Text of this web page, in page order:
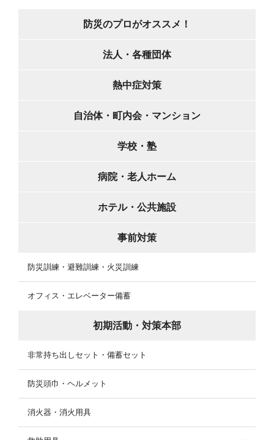
防災のプロがオススメ！
法人・各種団体
熱中症対策
自治体・町内会・マンション
学校・塾
病院・老人ホーム
ホテル・公共施設
事前対策
防災訓練・避難訓練・火災訓練
オフィス・エレベーター備蓄
初期活動・対策本部
非常持ち出しセット・備蓄セット
防災頭巾・ヘルメット
消火器・消火用具